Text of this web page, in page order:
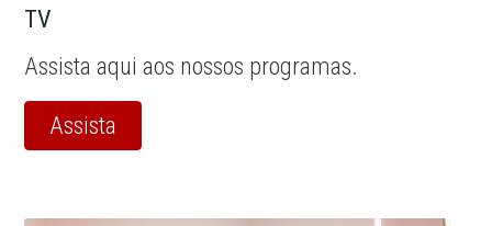
TV
Assista aqui aos nossos programas.
Assista